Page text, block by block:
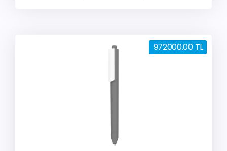
972000.00 TL